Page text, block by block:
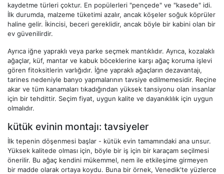
kaydetme türleri çoktur. En popülerleri "pençede" ve "kasede" idi.
İlk durumda, malzeme tüketimi azalır, ancak köşeler soğuk köprüler
haline gelir. İkincisi, beceri gereklidir, ancak böyle bir kabini olan bir
ev güvenilirdir.
Ayrıca iğne yapraklı veya parke seçmek mantıklıdır. Ayrıca, kozalaklı
ağaçlar, küf, mantar ve kabuk böceklerine karşı ağaç koruma işlevi
gören fitoksitlerin varlığıdır. İğne yapraklı ağaçların dezavantajı,
tarines nedeniyle banyo yapmalarının tavsiye edilmemesidir. Reçine
akar ve tüm kanamaları tıkadığından yüksek tansiyonu olan insanlar
için bir tehdittir. Seçim fiyat, uygun kalite ve dayanıklılık için uygun
olmalıdır.
kütük evinin montajı: tavsiyeler
İlk tepenin döşenmesi başlar - kütük evin tamamındaki ana unsur.
Yüksek kalitede olması için, böyle bir iş için bir karaçam seçilmesi
önerilir. Bu ağaç kendini mükemmel, nem ile etkileşime girmeyen
bir madde olarak ortaya koydu. Buna bir örnek, Venedik'te yüzlerce